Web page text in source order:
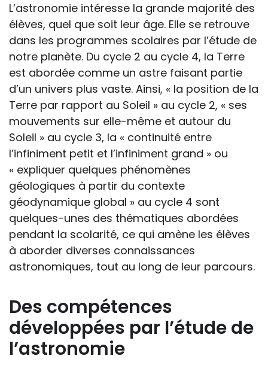
L’astronomie intéresse la grande majorité des
élèves, quel que soit leur âge. Elle se retrouve
dans les programmes scolaires par l’étude de
notre planète. Du cycle 2 au cycle 4, la Terre
est abordée comme un astre faisant partie
d’un univers plus vaste. Ainsi, « la position de la
Terre par rapport au Soleil » au cycle 2, « ses
mouvements sur elle-même et autour du
Soleil » au cycle 3, la « continuité entre
l’infiniment petit et l’infiniment grand » ou
« expliquer quelques phénomènes
géologiques à partir du contexte
géodynamique global » au cycle 4 sont
quelques-unes des thématiques abordées
pendant la scolarité, ce qui amène les élèves
à aborder diverses connaissances
astronomiques, tout au long de leur parcours.
Des compétences
développées par l’étude de
l’astronomie